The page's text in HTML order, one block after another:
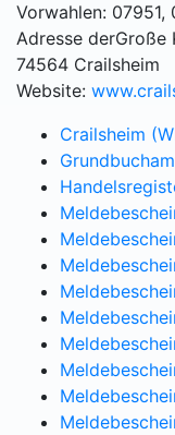
Vorwahlen:
Adresse derGroße
74564 Crailsheim
Website:
Crailsheim